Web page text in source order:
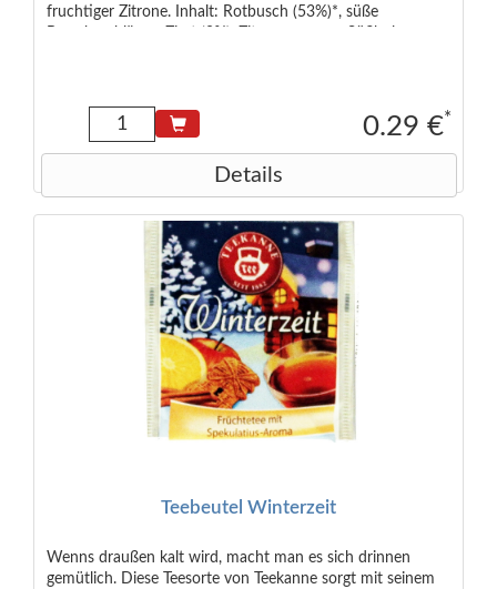
fruchtiger Zitrone. Inhalt: Rotbusch (53%)*, süße
0.29 €*
Details
Teebeutel Winterzeit
Wenns draußen kalt wird, macht man es sich drinnen
gemütlich. Diese Teesorte von Teekanne sorgt mit seinem